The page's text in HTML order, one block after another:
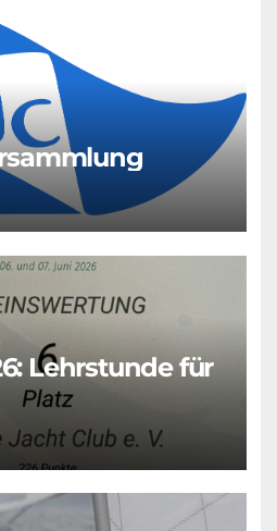
Lehrstunde für